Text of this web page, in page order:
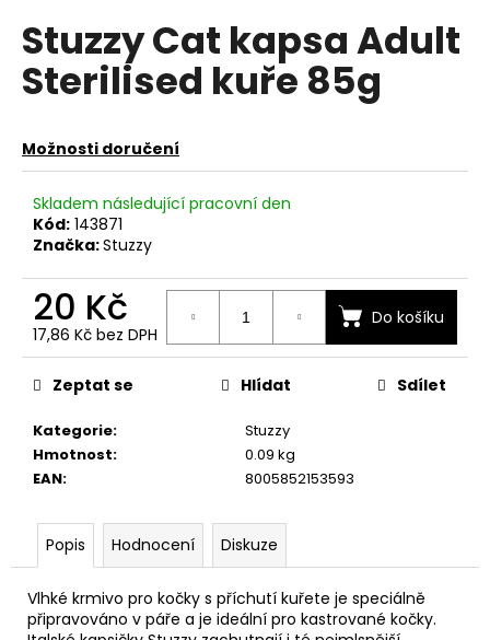
produktu
je
0,0
z
Stuzzy Cat kapsa Adult
Sterilised kuře 85g
Možnosti doručení
Skladem následující pracovní den
Kód: 143871
Značka:Stuzzy
20 Kč
17,86 Kč bez DPH
Měrná
cena:
Do košíku
Kategorie:
Stuzzy
Hmotnost:
0.09 kg
EAN: 8005852153593
Zeptat se Hlídat Sdílet
Popis Hodnocení Diskuze
Vlhké krmivo pro kočky s příchutí kuřete je speciálně
připravováno v páře a je ideální pro kastrované kočky.
a
j
í
?
D
o
p
o
u
č
e
m
e